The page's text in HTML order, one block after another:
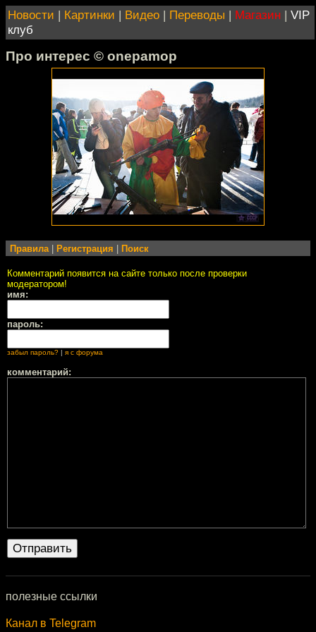
Новости | Картинки | Видео | Переводы | Магазин | VIP
клуб
Про интерес © onepamop
Правила Регистрация Поиск
Комментарий появится на сайте только после проверки
модератором!
имя:
пароль:
забыл пароль? | я с форума
комментарий:
полезные ссылки
Канал в Telegram